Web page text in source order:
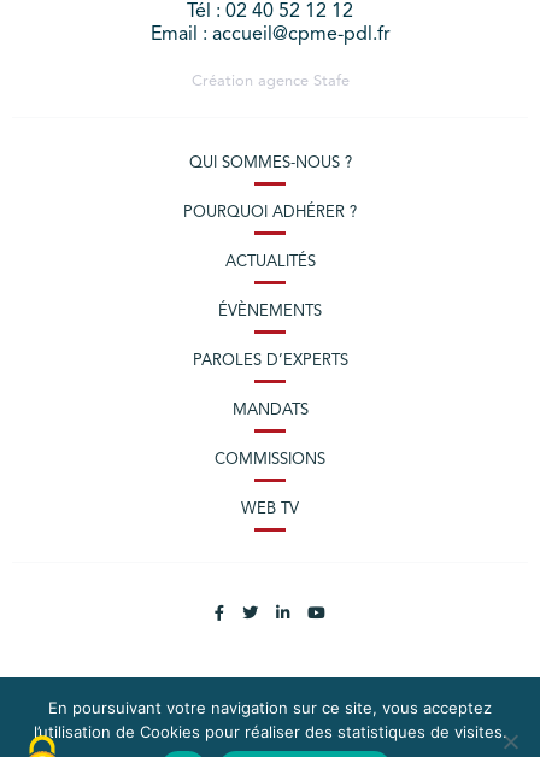
Tél : 02 40 52 12 12
Email : accueil@cpme-pdl.fr
Création agence Stafe
QUI SOMMES-NOUS ?
POURQUOI ADHÉRER ?
ACTUALITÉS
ÉVÈNEMENTS
PAROLES D’EXPERTS
MANDATS
COMMISSIONS
WEB TV
PLAN DU SITE
MENTIONS LÉGALES
EXERCEZ VOS DROITS
DONNÉES PERSONNELLES
En poursuivant votre navigation sur ce site, vous acceptez
l’utilisation de Cookies pour réaliser des statistiques de visites.